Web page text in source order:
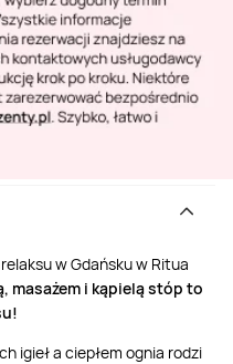
w Gdańsku w Ritua
masażem i kąpielą stóp to
igieł a ciepłem ognia rodzi